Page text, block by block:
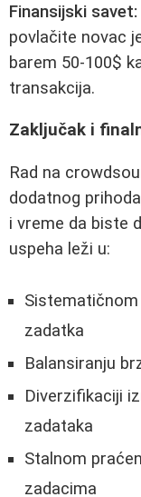
Finansijski savet:
povlačite novac
barem 50-100$
transakcija.
Zaključak i
Rad na
dodatnog
i vreme da biste
uspeha leži u:
zadatka
Balansiranju
Diverzifikaciji
zadataka
Stalnom
zadacima